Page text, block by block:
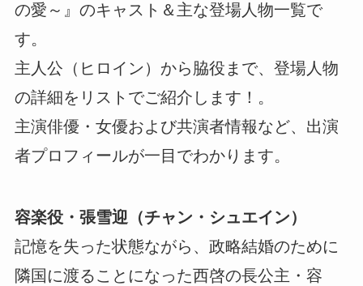
の愛～』のキャスト＆主な登場人物一覧で
す。
主人公（ヒロイン）から脇役まで、登場人物
の詳細をリストでご紹介します！。
主演俳優・女優および共演者情報など、出演
者プロフィールが一目でわかります。
容楽役・張雪迎（チャン・シュエイン）
記憶を失った状態ながら、政略結婚のために
隣国に渡ることになった西啓の長公主・容